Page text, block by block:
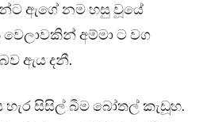
ඇගේ නම හසු වූයේ
අම්මා ට වග
ඇය දනී.
සිසිල් බීම බෝතල් කැඩූහ.